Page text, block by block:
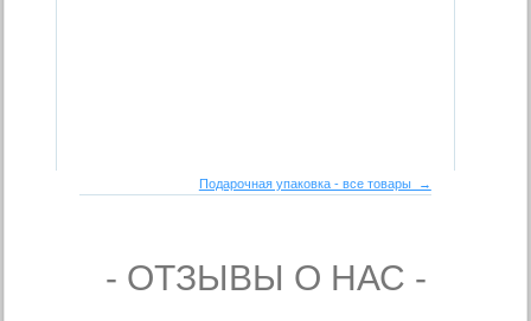
Подарочная упаковка - все товары →
- ОТЗЫВЫ О НАС -